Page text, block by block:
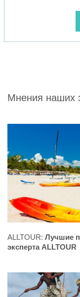
Мнения наших
ALLTOUR: Лучшие
эксперта ALLTOUR